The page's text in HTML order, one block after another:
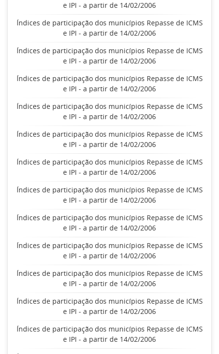
e IPI - a partir de 14/02/2006
Índices de participação dos municípios Repasse de ICMS
e IPI - a partir de 14/02/2006
Índices de participação dos municípios Repasse de ICMS
e IPI - a partir de 14/02/2006
Índices de participação dos municípios Repasse de ICMS
e IPI - a partir de 14/02/2006
Índices de participação dos municípios Repasse de ICMS
e IPI - a partir de 14/02/2006
Índices de participação dos municípios Repasse de ICMS
e IPI - a partir de 14/02/2006
Índices de participação dos municípios Repasse de ICMS
e IPI - a partir de 14/02/2006
Índices de participação dos municípios Repasse de ICMS
e IPI - a partir de 14/02/2006
Índices de participação dos municípios Repasse de ICMS
e IPI - a partir de 14/02/2006
Índices de participação dos municípios Repasse de ICMS
e IPI - a partir de 14/02/2006
Índices de participação dos municípios Repasse de ICMS
e IPI - a partir de 14/02/2006
Índices de participação dos municípios Repasse de ICMS
e IPI - a partir de 14/02/2006
Índices de participação dos municípios Repasse de ICMS
e IPI - a partir de 14/02/2006